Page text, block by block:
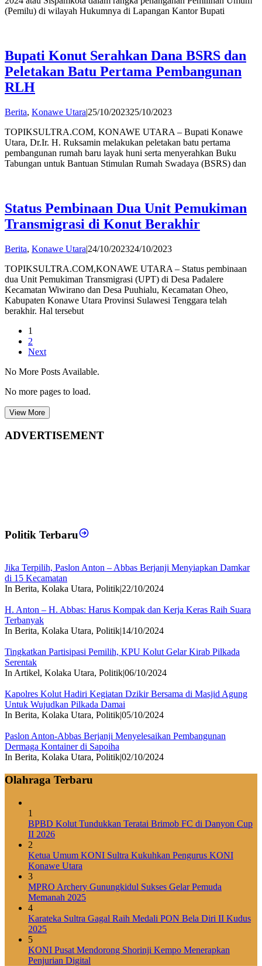
(Pemilu) di wilayah Hukumnya di Lapangan Kantor Bupati
Bupati Konut Serahkan Dana BSRS dan
Peletakan Batu Pertama Pembangunan
RLH
Berita, Konawe Utara|25/10/202325/10/2023by
Hatta
TOPIKSULTRA.COM, KONAWE UTARA – Bupati Konawe
Utara, Dr.Ir. H. Ruksamin melakukan peletakan batu pertama
pembangunan rumah baru layak huni serta menyerahkan Buku
Tabungan untuk Bantuan Stimulan Rumah Swadaya (BSRS) dan
Status Pembinaan Dua Unit Pemukiman
Transmigrasi di Konut Berakhir
Berita, Konawe Utara|24/10/202324/10/2023by
Hatta
TOPIKSULTRA.COM,KONAWE UTARA – Status pembinaan
dua Unit Pemukiman Transmigrasi (UPT) di Desa Padalere
Kecamatan Wiwirano dan Desa Puuhialu, Kecamatan Oheo,
Kabupaten Konawe Utara Provinsi Sulawesi Tenggara telah
berakhir. Hal tersebut
1
2
Next
No More Posts Available.
No more pages to load.
View More
ADVERTISEMENT
Politik Terbaru
Jika Terpilih, Paslon Anton – Abbas Berjanji Menyiapkan Damkar
di 15 Kecamatan
In Berita, Kolaka Utara, Politik|22/10/2024
H. Anton – H. Abbas: Harus Kompak dan Kerja Keras Raih Suara
Terbanyak
In Berita, Kolaka Utara, Politik|14/10/2024
Tingkatkan Partisipasi Pemilih, KPU Kolut Gelar Kirab Pilkada
Serentak
In Artikel, Kolaka Utara, Politik|06/10/2024
Kapolres Kolut Hadiri Kegiatan Dzikir Bersama di Masjid Agung
Untuk Wujudkan Pilkada Damai
In Berita, Kolaka Utara, Politik|05/10/2024
Paslon Anton-Abbas Berjanji Menyelesaikan Pembangunan
Dermaga Kontainer di Sapoiha
In Berita, Kolaka Utara, Politik|02/10/2024
Olahraga Terbaru
1
BPBD Kolut Tundukkan Teratai Brimob FC di Danyon Cup
II 2026
2
Ketua Umum KONI Sultra Kukuhkan Pengurus KONI
Konawe Utara
3
MPRO Archery Gunungkidul Sukses Gelar Pemuda
Memanah 2025
4
Karateka Sultra Gagal Raih Medali PON Bela Diri II Kudus
2025
5
KONI Pusat Mendorong Shorinji Kempo Menerapkan
Penjurian Digital